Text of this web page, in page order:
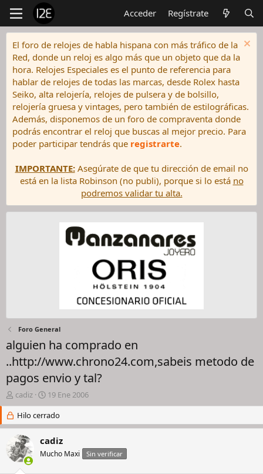
Acceder Regístrate
El foro de relojes de habla hispana con más tráfico de la
Red, donde un reloj es algo más que un objeto que da la
hora. Relojes Especiales es el punto de referencia para
hablar de relojes de todas las marcas, desde Rolex hasta
Seiko, alta relojería, relojes de pulsera y de bolsillo,
relojería gruesa y vintages, pero también de estilográficas.
Además, disponemos de un foro de compraventa donde
podrás encontrar el reloj que buscas al mejor precio. Para
poder participar tendrás que registrarte.
IMPORTANTE:Asegúrate de que tu dirección de email no
está en la lista Robinson (no publi), porque si lo está no
podremos validar tu alta.
Foro General
alguien ha comprado en
..http://www.chrono24.com,sabeis metodo de
pagos envio y tal?
I
n
c
i
a
d
o
cadiz
F
e
c
h
d
e
19 Ene 2006
Hilo cerrado
cadiz
Mucho Maxi Sin verificar